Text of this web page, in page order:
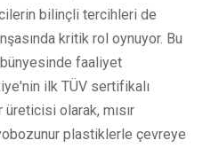
bilinçli tercihleri de
kritik rol oynuyor. Bu
bünyesinde faaliyet
ilk TÜV sertifikalı
olarak, mısır
plastiklerle çevreye